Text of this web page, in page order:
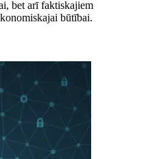
bet arī faktiskajiem
būtībai.